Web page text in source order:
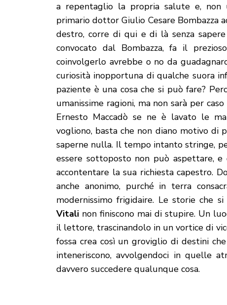
a repentaglio la propria salute e, non
primario dottor Giulio Cesare Bombazza
destro, corre di qui e di là senza
convocato dal Bombazza, fa il
coinvolgerlo avrebbe o no da
curiosità inopportuna di qualche suora
paziente è una cosa che si può fare?
umanissime ragioni, ma non sarà per
Ernesto Maccadò se ne è lavato le
vogliono, basta che non diano motivo
saperne nulla. Il tempo intanto stringe,
essere sottoposto non può aspettare,
accontentare la sua richiesta capestro.
anche anonimo, purché in terra
modernissimo frigidaire. Le storie che
Vitali non finiscono mai di stupire. Un
il lettore, trascinandolo in un vortice di
fossa crea così un groviglio di destini
inteneriscono, avvolgendoci in quelle
davvero succedere qualunque cosa.